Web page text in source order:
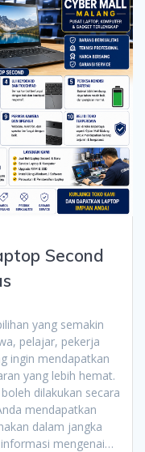
Second
yang semakin
pelajar, pekerja
ingin mendapatkan
yang lebih hemat.
dilakukan secara
mendapatkan
dalam jangka
informasi mengenai…